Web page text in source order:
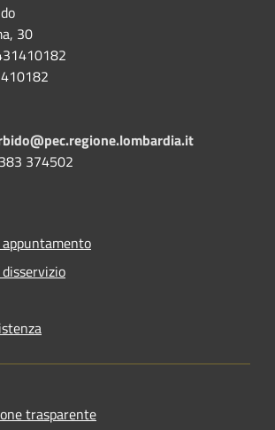
30
374502
trasparente